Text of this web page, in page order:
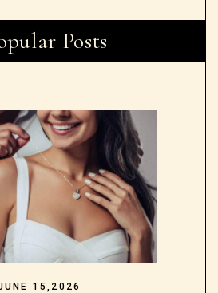
Posts
15,2026